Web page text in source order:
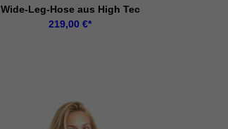
Wide-Leg-Hose aus High Tec
219,00€